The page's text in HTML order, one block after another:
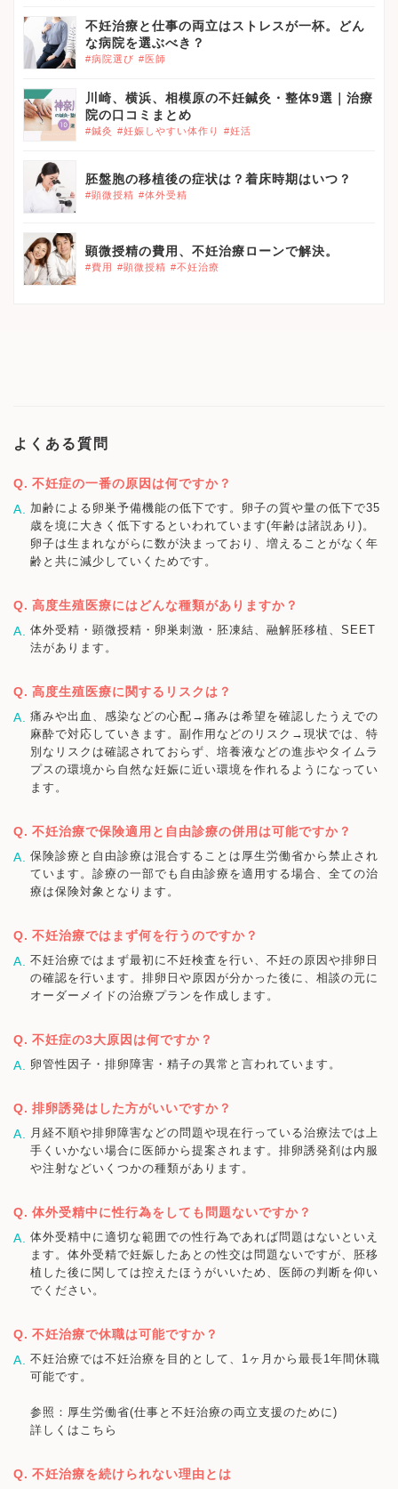
不妊治療と仕事の両立はストレスが一杯。どん
な病院を選ぶべき？
#病院選び #医師
川崎、横浜、相模原の不妊鍼灸・整体9選｜治療
院の口コミまとめ
#鍼灸 #妊娠しやすい体作り #妊活
胚盤胞の移植後の症状は？着床時期はいつ？
#顕微授精 #体外受精
顕微授精の費用、不妊治療ローンで解決。
#費用 #顕微授精 #不妊治療
よくある質問
不妊症の一番の原因は何ですか？
加齢による卵巣予備機能の低下です。卵子の質や量の低下で35
歳を境に大きく低下するといわれています(年齢は諸説あり)。
卵子は生まれながらに数が決まっており、増えることがなく年
齢と共に減少していくためです。
高度生殖医療にはどんな種類がありますか？
体外受精・顕微授精・卵巣刺激・胚凍結、融解胚移植、SEET
法があります。
高度生殖医療に関するリスクは？
痛みや出血、感染などの心配→痛みは希望を確認したうえでの
麻酔で対応していきます。副作用などのリスク→現状では、特
別なリスクは確認されておらず、培養液などの進歩やタイムラ
プスの環境から自然な妊娠に近い環境を作れるようになってい
ます。
不妊治療で保険適用と自由診療の併用は可能ですか？
保険診療と自由診療は混合することは厚生労働省から禁止され
ています。診療の一部でも自由診療を適用する場合、全ての治
療は保険対象となります。
不妊治療ではまず何を行うのですか？
不妊治療ではまず最初に不妊検査を行い、不妊の原因や排卵日
の確認を行います。排卵日や原因が分かった後に、相談の元に
オーダーメイドの治療プランを作成します。
不妊症の3大原因は何ですか？
卵管性因子・排卵障害・精子の異常と言われています。
排卵誘発はした方がいいですか？
月経不順や排卵障害などの問題や現在行っている治療法では上
手くいかない場合に医師から提案されます。排卵誘発剤は内服
や注射などいくつかの種類があります。
体外受精中に性行為をしても問題ないですか？
体外受精中に適切な範囲での性行為であれば問題はないといえ
ます。体外受精で妊娠したあとの性交は問題ないですが、胚移
植した後に関しては控えたほうがいいため、医師の判断を仰い
でください。
不妊治療で休職は可能ですか？
不妊治療では不妊治療を目的として、1ヶ月から最長1年間休職
可能です。
参照：厚生労働省(仕事と不妊治療の両立支援のために)
詳しくはこちら
不妊治療を続けられない理由とは